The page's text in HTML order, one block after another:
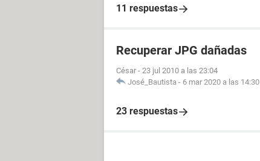
11 respuestas
Recuperar JPG dañadas
César - 23 jul 2010 a las 23:04
José_Bautista - 6 mar 2020 a las 14:30
23 respuestas